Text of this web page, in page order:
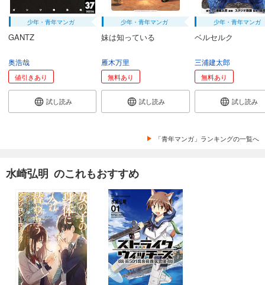
少年・青年マンガ
GANTZ
奥浩哉
値引きあり
試し読み
少年・青年マンガ
妹は知っている
雁木万里
無料あり
試し読み
少年・青年マンガ
ベルセルク
三浦建太郎
無料あり
試し読み
「青年マンガ」ランキングの一覧へ
水崎弘明 のこれもおすすめ